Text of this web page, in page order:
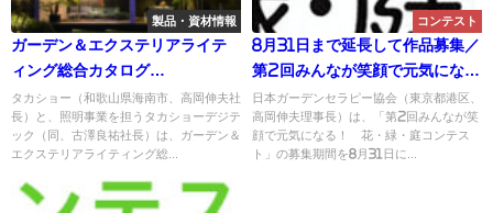
製品・資材情報
ガーデン＆エクステリアライテ
ィング総合カタログ
『LEDIUS』2020年度版を発
刊 ／タカショー
タカショー（和歌山県海南市、高岡伸夫社
長）と、照明事業を担うタカショーデジテ
ック（同、古澤良祐社長）は、ガーデン＆
エクステリアライティング総...
コンテスト
8月31日まで延長して作品募集／
第2回みんなが笑顔で元気にな
る！ 花・緑・庭コンテスト／
日本ガーデンセラピー協会
日本ガーデンセラピー協会（東京都港区、
高岡伸夫理事長）は、「第2回みんなが笑
顔で元気になる！ 花・緑・庭コンテス
ト」の募集期間を8月31日に...